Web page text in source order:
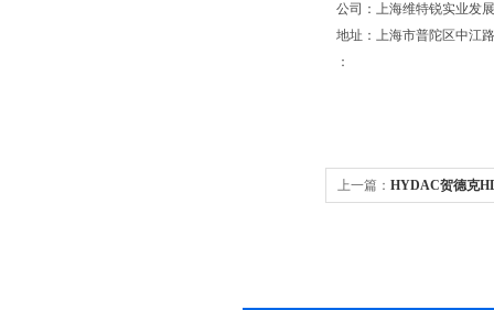
公司：上海维特锐实业发
地址：上海市普陀区中江
：
上一篇： HYDAC贺德克